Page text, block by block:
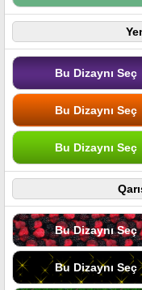
Bu Dizaynı Seç
Bu Dizaynı Seç
Bu Dizaynı Seç
Bu Dizaynı Seç
Bu Dizaynı Seç